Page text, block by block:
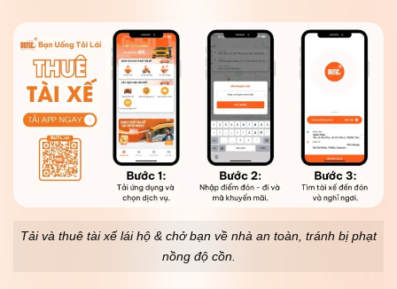
Tải và thuê tài xế lái hộ & chở bạn về nhà an toàn, tránh bị phạt
nồng độ cồn.